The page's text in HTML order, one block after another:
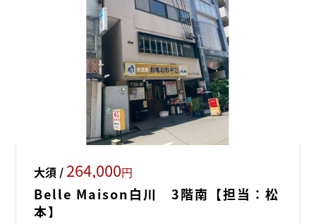
大須 / 264,000円
Belle Maison白川 3階南【担当：松
本】